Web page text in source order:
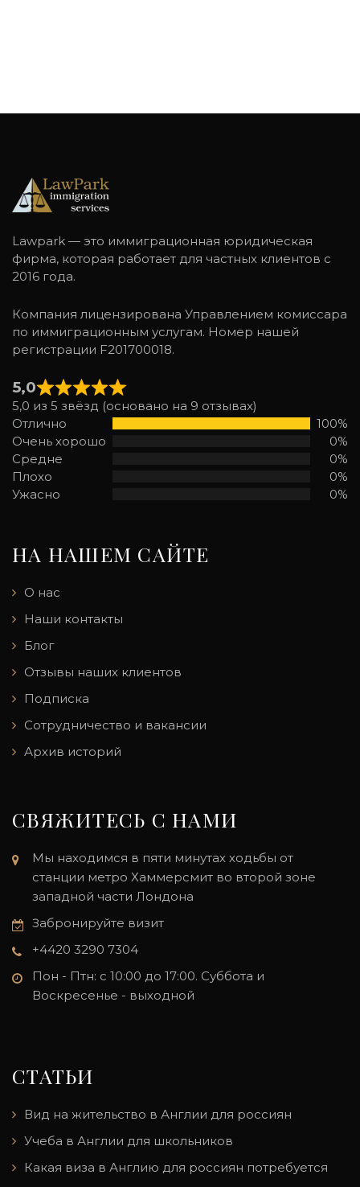
Lawpark — это иммиграционная юридическая
фирма, которая работает для частных клиентов с
2016 года.
Компания лицензирована Управлением комиссара
по иммиграционным услугам. Номер нашей
регистрации F201700018.
5,0
5,0 из 5 звёзд (основано на 9 отзывах)
Отлично
100%
Очень хорошо
0%
Средне
0%
Плохо
0%
Ужасно
0%
НА НАШЕМ САЙТЕ
О нас
Наши контакты
Блог
Отзывы наших клиентов
Подписка
Сотрудничество и вакансии
Архив историй
СВЯЖИТЕСЬ С НАМИ
Мы находимся в пяти минутах ходьбы от
станции метро Хаммерсмит во второй зоне
западной части Лондона
Забронируйте визит
+4420 3290 7304
Пон - Птн: с 10:00 до 17:00. Суббота и
Воскресенье - выходной
СТАТЬИ
Вид на жительство в Англии для россиян
Учеба в Англии для школьников
Какая виза в Англию для россиян потребуется